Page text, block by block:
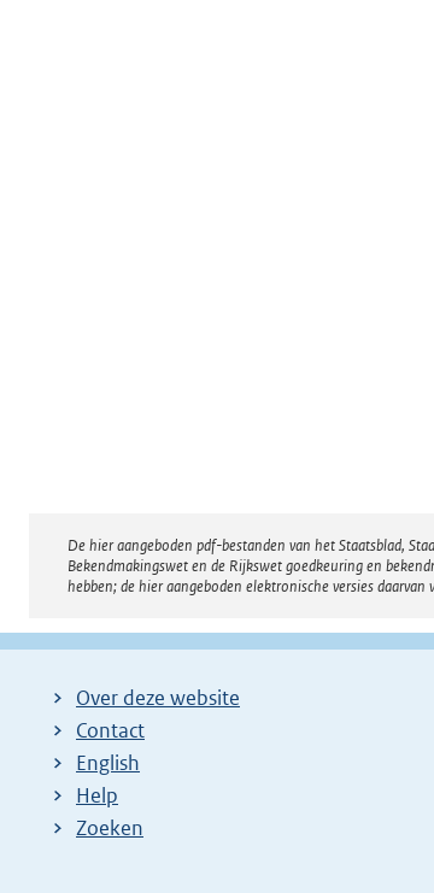
Disclaimer
De hier aangeboden pdf-bestanden van het Staatsblad,
Bekendmakingswet en de Rijkswet goedkeuring en
hebben; de hier aangeboden elektronische versies
Over deze website
Contact
English
Help
Zoeken